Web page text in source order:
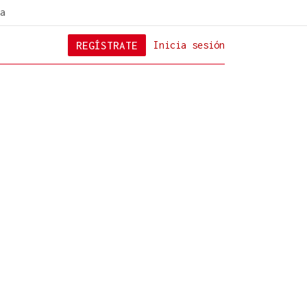
Inicia sesión
REGÍSTRATE